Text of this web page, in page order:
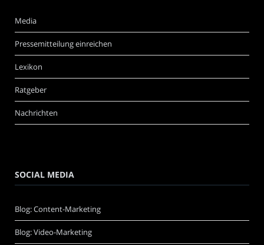
Media
Pressemitteilung einreichen
Lexikon
Ratgeber
Nachrichten
SOCIAL MEDIA
Blog: Content-Marketing
Blog: Video-Marketing